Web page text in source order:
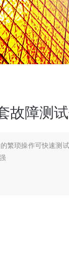
故障测
繁琐操作可快速测